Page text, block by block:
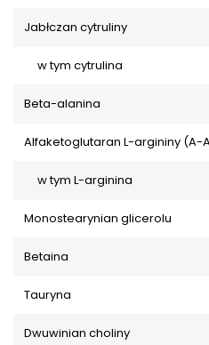
Jabłczan cytruliny
w tym cytrulina
Beta-alanina
Alfaketoglutaran L-argininy (A-
w tym L-arginina
Monostearynian glicerolu
Betaina
Tauryna
Dwuwinian choliny